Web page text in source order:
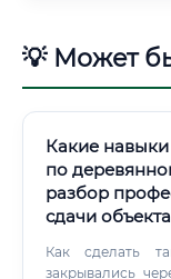
💡 Может
Какие
по
разбор
сдачи объекта
Как сделать
закрывались